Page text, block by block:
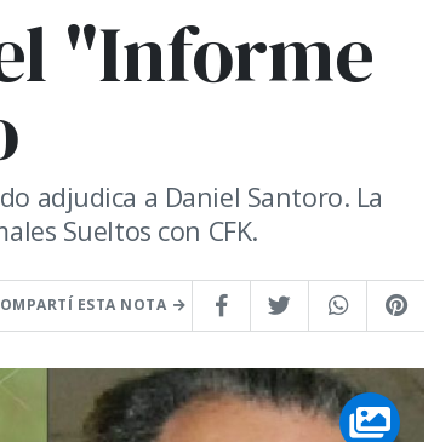
"Informe
adjudica a Daniel Santoro. La
Sueltos con CFK.
ESTA NOTA